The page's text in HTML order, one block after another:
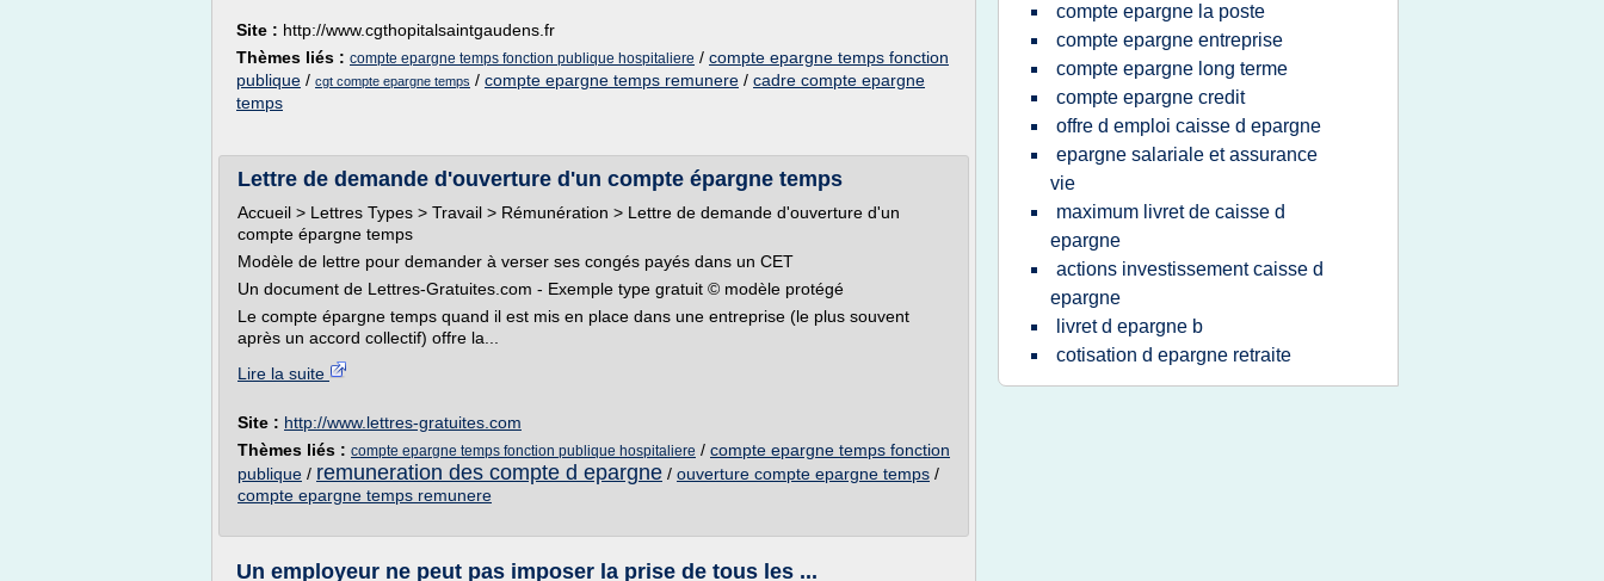
Site : http://www.cgthopitalsaintgaudens.fr
Thèmes liés : compte epargne temps fonction publique hospitaliere / compte epargne temps fonction
publique / cgt compte epargne temps / compte epargne temps remunere / cadre compte epargne
temps
Lettre de demande d'ouverture d'un compte épargne temps
Accueil > Lettres Types > Travail > Rémunération > Lettre de demande d'ouverture d'un
compte épargne temps
Modèle de lettre pour demander à verser ses congés payés dans un CET
Un document de Lettres-Gratuites.com - Exemple type gratuit © modèle protégé
Le compte épargne temps quand il est mis en place dans une entreprise (le plus souvent
après un accord collectif) offre la...
Lire la suite
Site : http://www.lettres-gratuites.com
Thèmes liés : compte epargne temps fonction publique hospitaliere / compte epargne temps fonction
publique / remuneration des compte d epargne / ouverture compte epargne temps /
compte epargne temps remunere
Un employeur ne peut pas imposer la prise de tous les ...
compte epargne la poste
compte epargne entreprise
compte epargne long terme
compte epargne credit
offre d emploi caisse d epargne
epargne salariale et assurance
vie
maximum livret de caisse d
epargne
actions investissement caisse d
epargne
livret d epargne b
cotisation d epargne retraite